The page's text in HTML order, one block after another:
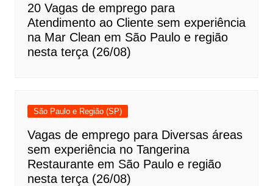
20 Vagas de emprego para
Atendimento ao Cliente sem experiência
na Mar Clean em São Paulo e região
nesta terça (26/08)
São Paulo e Região (SP)
Vagas de emprego para Diversas áreas
sem experiência no Tangerina
Restaurante em São Paulo e região
nesta terça (26/08)